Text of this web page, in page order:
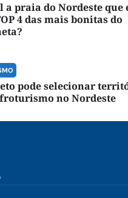
a praia do Nordeste que
4 das mais bonitas do
pode selecionar
no Nordeste